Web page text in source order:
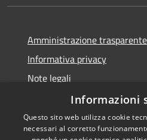
Amministrazione trasparente
Informativa privacy
Note legali
Dichiarazione di accessibilità
Informazioni
Questo sito web utilizza cookie
necessari al corretto